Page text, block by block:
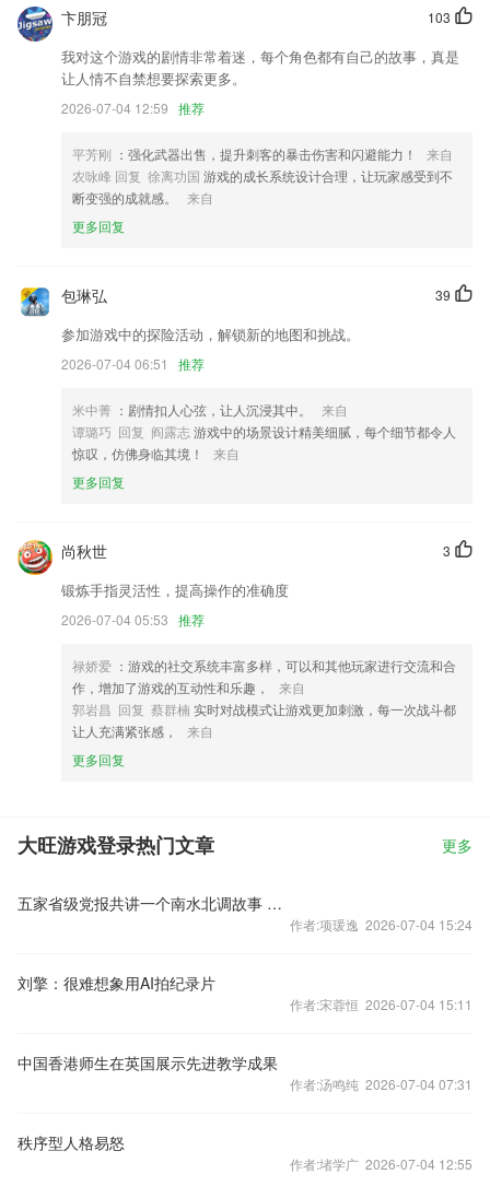
新增部分反馈机型的适配；
货源抢单信息优化
更新超可爱头像
增加企业通讯录
部分功能优化，体验升级~
修复支付闪退BUG；
以上就是大旺游戏登录的介绍，如果您喜欢这款软件，您可以到应用商店
103
卞朋冠
我对这个游戏的剧情非常着迷，每个角色都有自己的故事，真是
让人情不自禁想要探索更多。
2026-07-04 12:59 推荐
平芳刚 ：强化武器出售，提升刺客的暴击伤害和闪避能力！
来自
农咏峰 回复 徐离功国 游戏的成长系统设计合理，让玩家感受到不
断变强的成就感。
来自
更多回复
39
包琳弘
参加游戏中的探险活动，解锁新的地图和挑战。
2026-07-04 06:51 推荐
米中菁 ：剧情扣人心弦，让人沉浸其中。
来自
谭璐巧 回复 阎露志游戏中的场景设计精美细腻，每个细节都令人
惊叹，仿佛身临其境！
来自
更多回复
3
尚秋世
锻炼手指灵活性，提高操作的准确度
2026-07-04 05:53 推荐
禄娇爱 ：游戏的社交系统丰富多样，可以和其他玩家进行交流和合
作，增加了游戏的互动性和乐趣，
来自
郭岩昌 回复 蔡群楠 实时对战模式让游戏更加刺激，每一次战斗都
让人充满紧张感，
来自
更多回复
大旺游戏登录热门文章 更多
五家省级党报共讲一个南水北调故事 中国记协研讨重大主题宣传省级联动实践
作者:项瑗逸 2026-07-04 15:24
刘擎：很难想象用AI拍纪录片
作者:宋蓉恒 2026-07-04 15:11
中国香港师生在英国展示先进教学成果
作者:汤鸣纯 2026-07-04 07:31
秩序型人格易怒
作者:堵学广 2026-07-04 12:55